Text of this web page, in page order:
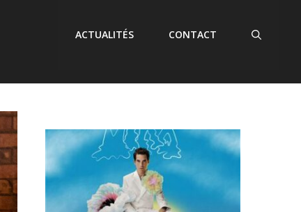
ACTUALITÉS CONTACT